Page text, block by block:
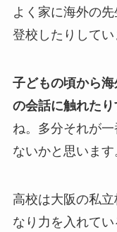
よく家に海外の
登校したりしてい
子どもの頃から
の会話に触れた
ね。多分それが
ないかと思います
高校は大阪の私
なり力を入れて